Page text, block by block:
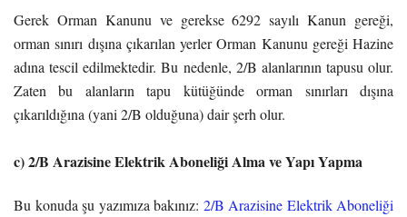
Gerek Orman Kanunu ve gerekse 6292 sayılı Kanun gereği,
orman sınırı dışına çıkarılan yerler Orman Kanunu gereği Hazine
adına tescil edilmektedir. Bu nedenle, 2/B alanlarının tapusu olur.
Zaten bu alanların tapu kütüğünde orman sınırları dışına
çıkarıldığına (yani 2/B olduğuna) dair şerh olur.
c) 2/B Arazisine Elektrik Aboneliği Alma ve Yapı Yapma
Bu konuda şu yazımıza bakınız: 2/B Arazisine Elektrik Aboneliği